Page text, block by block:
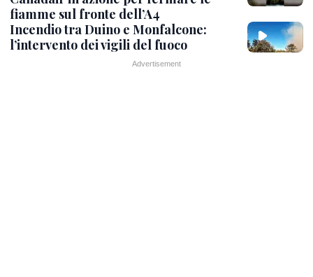
fiamme sul fronte dell’A4
Incendio tra Duino e Monfalcone:
l’intervento dei vigili del fuoco